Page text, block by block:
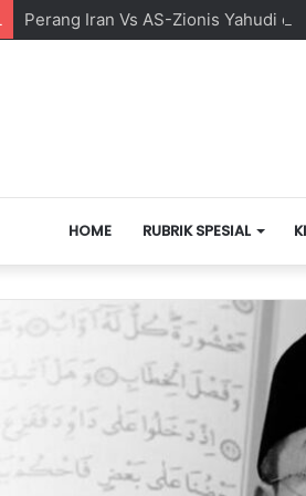
Perang Iran Vs AS-Zionis Yahudi
HOME RUBRIK SPESIAL